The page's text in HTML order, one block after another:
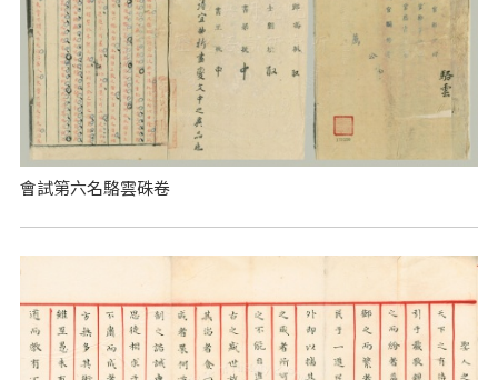
會試第六名駱雲硃卷